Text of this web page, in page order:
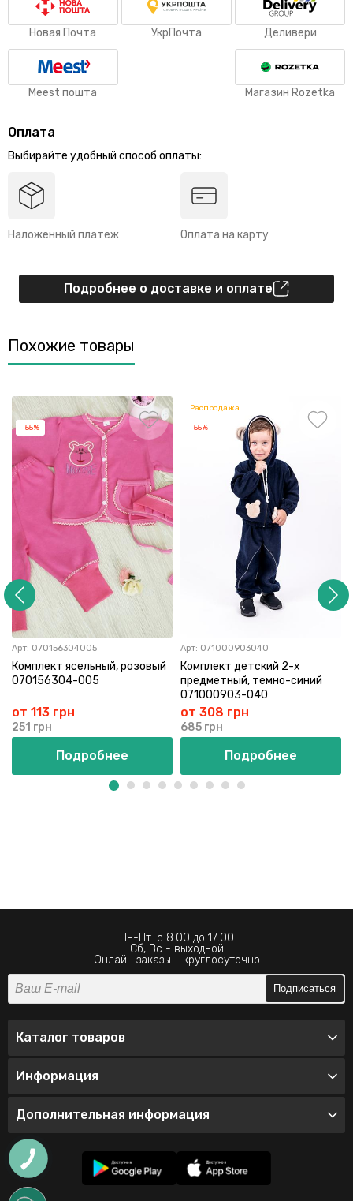
Новая Почта УкрПочта Деливери
Meest пошта Магазин Rozetka
Оплата
Выбирайте удобный способ оплаты:
Наложенный платеж Оплата на карту
Подробнее о доставке и оплате
Похожие товары
-55%
Арт: 070156304005
Комплект ясельный, розовый
070156304-005
от 113 грн
251 грн
Подробнее
Распродажа
-55%
Арт: 071000903040
Комплект детский 2-х
предметный, темно-синий
071000903-040
от 308 грн
685 грн
Подробнее
Пн-Пт: с 8:00 до 17:00
Сб, Вс - выходной
Онлайн заказы - круглосуточно
Подписаться
Каталог товаров
Информация
Дополнительная информация